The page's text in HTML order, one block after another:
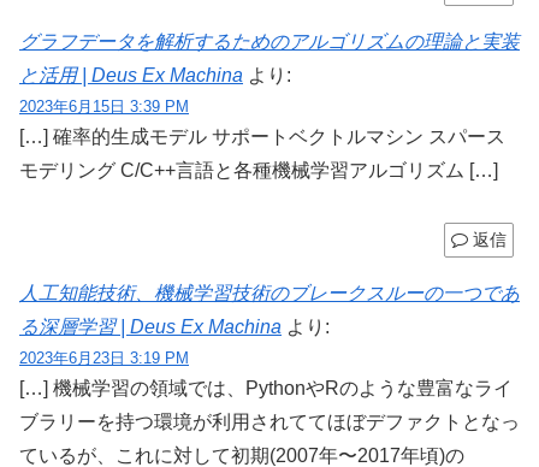
グラフデータを解析するためのアルゴリズムの理論と実装
と活用 | Deus Ex Machina より:
2023年6月15日 3:39 PM
[…] 確率的生成モデル サポートベクトルマシン スパース
モデリング C/C++言語と各種機械学習アルゴリズム […]
返信
人工知能技術、機械学習技術のブレークスルーの一つであ
る深層学習 | Deus Ex Machina より:
2023年6月23日 3:19 PM
[…] 機械学習の領域では、PythonやRのような豊富なライ
ブラリーを持つ環境が利用されててほぼデファクトとなっ
ているが、これに対して初期(2007年〜2017年頃)の